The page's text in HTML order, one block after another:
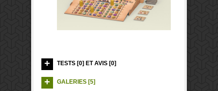
TESTS [0] ET AVIS [0]
GALERIES [5]